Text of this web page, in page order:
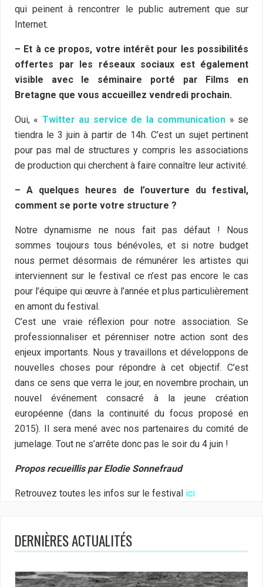
qui peinent à rencontrer le public autrement que sur
Internet.
– Et à ce propos, votre intérêt pour les possibilités
offertes par les réseaux sociaux est également
visible avec le séminaire porté par Films en
Bretagne que vous accueillez vendredi prochain.
Oui, « Twitter au service de la communication » se
tiendra le 3 juin à partir de 14h. C’est un sujet pertinent
pour pas mal de structures y compris les associations
de production qui cherchent à faire connaître leur activité.
– A quelques heures de l’ouverture du festival,
comment se porte votre structure ?
Notre dynamisme ne nous fait pas défaut ! Nous
sommes toujours tous bénévoles, et si notre budget
nous permet désormais de rémunérer les artistes qui
interviennent sur le festival ce n’est pas encore le cas
pour l’équipe qui œuvre à l’année et plus particulièrement
en amont du festival.
C’est une vraie réflexion pour notre association. Se
professionnaliser et pérenniser notre action sont des
enjeux importants. Nous y travaillons et développons de
nouvelles choses pour répondre à cet objectif. C’est
dans ce sens que verra le jour, en novembre prochain, un
nouvel événement consacré à la jeune création
européenne (dans la continuité du focus proposé en
2015). Il sera mené avec nos partenaires du comité de
jumelage. Tout ne s’arrête donc pas le soir du 4 juin !
Propos recueillis par Elodie Sonnefraud
Retrouvez toutes les infos sur le festival ici
DERNIÈRES ACTUALITÉS